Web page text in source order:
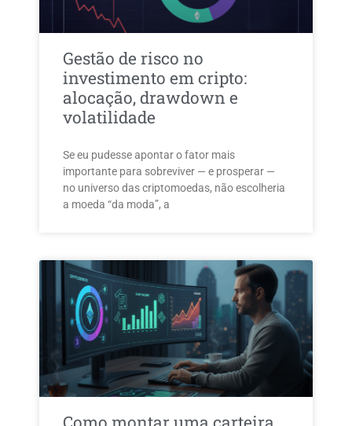
Gestão de risco no
investimento em cripto:
alocação, drawdown e
volatilidade
Se eu pudesse apontar o fator mais
importante para sobreviver — e prosperar —
no universo das criptomoedas, não escolheria
a moeda “da moda”, a